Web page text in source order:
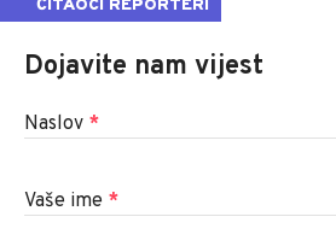
ČITAOCI REPORTERI
Dojavite nam vijest
Naslov *
Vaše ime *